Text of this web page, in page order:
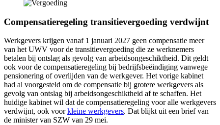
Compensatieregeling transitievergoeding verdwijnt
Werkgevers krijgen vanaf 1 januari 2027 geen compensatie meer
van het UWV voor de transitievergoeding die ze werknemers
betalen bij ontslag als gevolg van arbeidsongeschiktheid. Dit geldt
ook voor de compensatieregeling bij bedrijfsbeëindiging vanwege
pensionering of overlijden van de werkgever. Het vorige kabinet
had al voorgesteld om de compensatie bij grotere werkgevers als
gevolg van ontslag bij arbeidsongeschiktheid af te schaffen. Het
huidige kabinet wil dat de compensatieregeling voor alle werkgevers
verdwijnt, ook voorkleine werkgevers. Dat blijkt uit een brief van
de minister van SZW van 29 mei.